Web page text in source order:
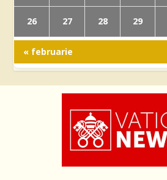
26 27 28 29
« februarie